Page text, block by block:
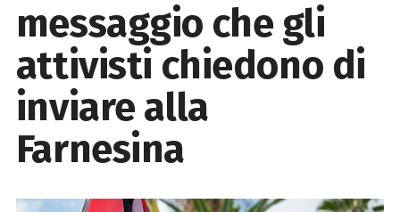
messaggio che gli
attivisti chiedono di
inviare alla
Farnesina